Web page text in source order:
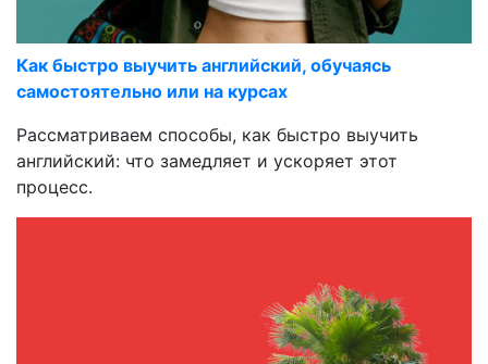
Как быстро выучить английский, обучаясь
самостоятельно или на курсах
Рассматриваем способы, как быстро выучить
английский: что замедляет и ускоряет этот
процесс.